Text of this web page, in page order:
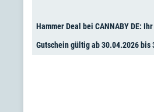
Hammer Deal bei CANNABY DE:
Gutschein gültig ab 30.04.2026 bis